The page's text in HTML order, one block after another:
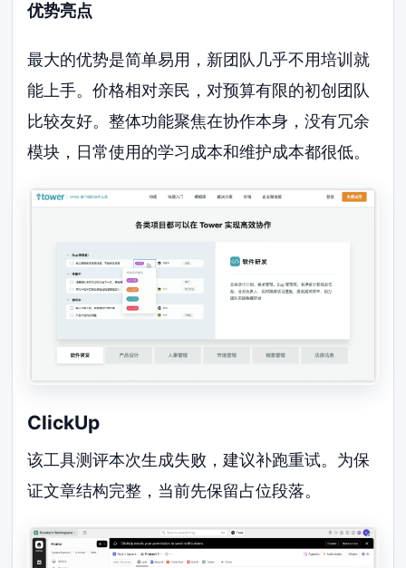
优势亮点
最大的优势是简单易用，新团队几乎不用培训就
能上手。价格相对亲民，对预算有限的初创团队
比较友好。整体功能聚焦在协作本身，没有冗余
模块，日常使用的学习成本和维护成本都很低。
ClickUp
该工具测评本次生成失败，建议补跑重试。为保
证文章结构完整，当前先保留占位段落。